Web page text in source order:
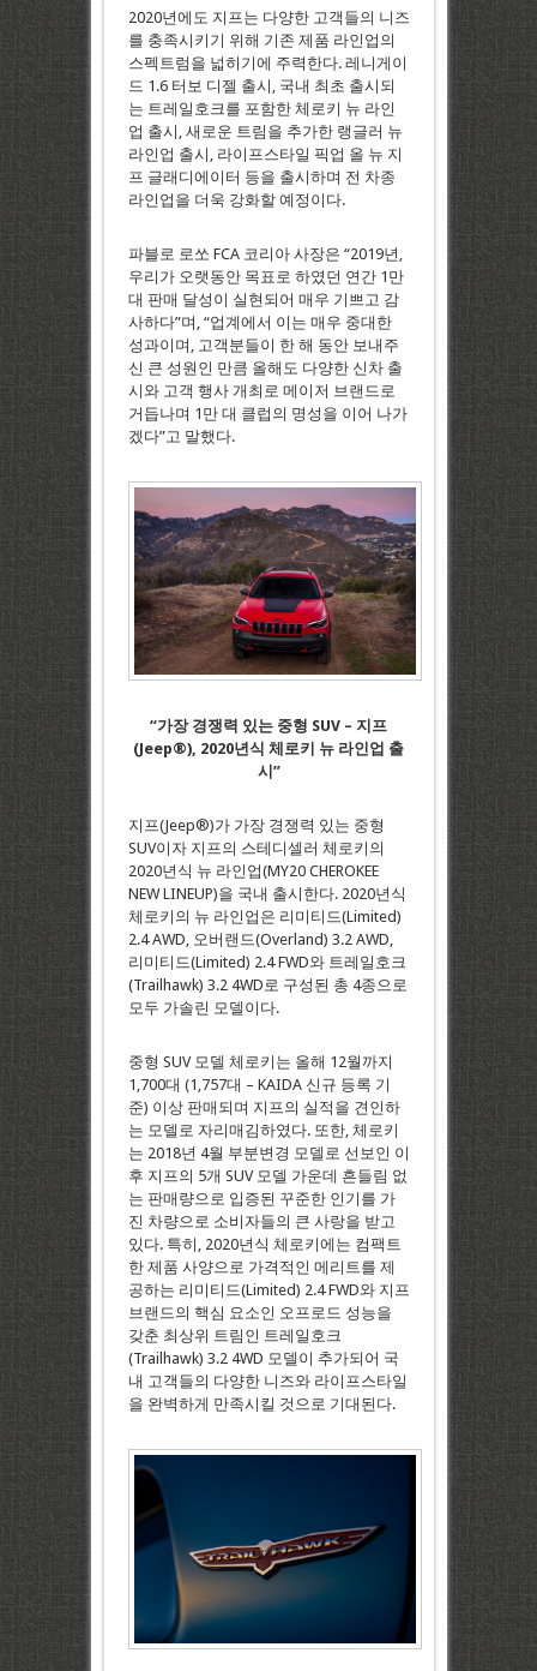
2020년에도 지프는 다양한 고객들의 니즈
를 충족시키기 위해 기존 제품 라인업의
스펙트럼을 넓히기에 주력한다. 레니게이
드 1.6 터보 디젤 출시, 국내 최초 출시되
는 트레일호크를 포함한 체로키 뉴 라인
업 출시, 새로운 트림을 추가한 랭글러 뉴
라인업 출시, 라이프스타일 픽업 올 뉴 지
프 글래디에이터 등을 출시하며 전 차종
라인업을 더욱 강화할 예정이다.
파블로 로쏘 FCA 코리아 사장은 “2019년,
우리가 오랫동안 목표로 하였던 연간 1만
대 판매 달성이 실현되어 매우 기쁘고 감
사하다”며, “업계에서 이는 매우 중대한
성과이며, 고객분들이 한 해 동안 보내주
신 큰 성원인 만큼 올해도 다양한 신차 출
시와 고객 행사 개최로 메이저 브랜드로
거듭나며 1만 대 클럽의 명성을 이어 나가
겠다”고 말했다.
“가장 경쟁력 있는 중형 SUV – 지프
(Jeep®), 2020년식 체로키 뉴 라인업 출
시”
지프(Jeep®)가 가장 경쟁력 있는 중형
SUV이자 지프의 스테디셀러 체로키의
2020년식 뉴 라인업(MY20 CHEROKEE
NEW LINEUP)을 국내 출시한다. 2020년식
체로키의 뉴 라인업은 리미티드(Limited)
2.4 AWD, 오버랜드(Overland) 3.2 AWD,
리미티드(Limited) 2.4 FWD와 트레일호크
(Trailhawk) 3.2 4WD로 구성된 총 4종으로
모두 가솔린 모델이다.
중형 SUV 모델 체로키는 올해 12월까지
1,700대 (1,757대 – KAIDA 신규 등록 기
준) 이상 판매되며 지프의 실적을 견인하
는 모델로 자리매김하였다. 또한, 체로키
는 2018년 4월 부분변경 모델로 선보인 이
후 지프의 5개 SUV 모델 가운데 흔들림 없
는 판매량으로 입증된 꾸준한 인기를 가
진 차량으로 소비자들의 큰 사랑을 받고
있다. 특히, 2020년식 체로키에는 컴팩트
한 제품 사양으로 가격적인 메리트를 제
공하는 리미티드(Limited) 2.4 FWD와 지프
브랜드의 핵심 요소인 오프로드 성능을
갖춘 최상위 트림인 트레일호크
(Trailhawk) 3.2 4WD 모델이 추가되어 국
내 고객들의 다양한 니즈와 라이프스타일
을 완벽하게 만족시킬 것으로 기대된다.